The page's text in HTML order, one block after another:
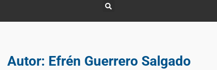
Autor: Efrén Guerrero Salgado